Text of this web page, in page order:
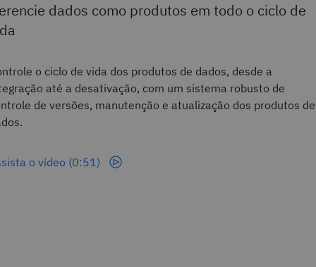
dados como produtos em todo o ciclo de
o ciclo de vida dos produtos de dados, desde a
até a desativação, com um sistema robusto de
de versões, manutenção e atualização dos produtos de
o vídeo (0:51)